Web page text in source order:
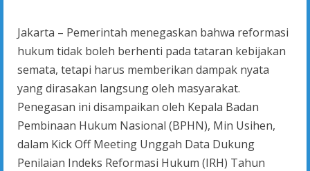
Jakarta – Pemerintah menegaskan bahwa reformasi
hukum tidak boleh berhenti pada tataran kebijakan
semata, tetapi harus memberikan dampak nyata
yang dirasakan langsung oleh masyarakat.
Penegasan ini disampaikan oleh Kepala Badan
Pembinaan Hukum Nasional (BPHN), Min Usihen,
dalam Kick Off Meeting Unggah Data Dukung
Penilaian Indeks Reformasi Hukum (IRH) Tahun